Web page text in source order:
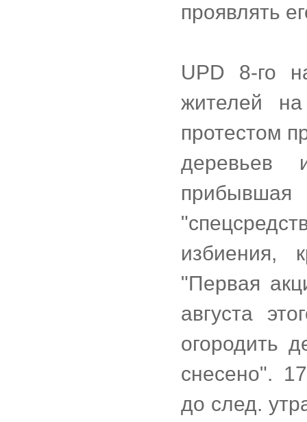
проявлять
UPD 8-го
жителей
протестом
деревьев
избиения,
"Первая
августа
огородить
снесено".
до след.